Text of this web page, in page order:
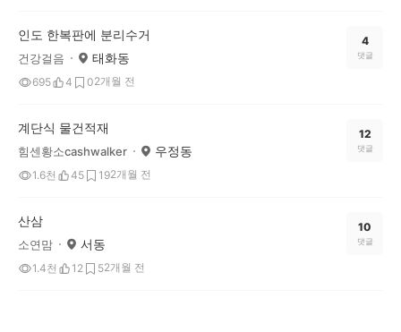
인도 한복판에 분리수거
건강걸음 태화동
695 4 02개월 전
4
댓글
계단식 물건적재
힘센황소cashwalker 우정동
1.6천 45 192개월 전
12
댓글
산삼
소연맘 서동
1.4천 12 52개월 전
10
댓글